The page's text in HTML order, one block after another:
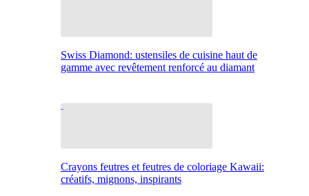
Swiss Diamond: ustensiles de cuisine haut de
gamme avec revêtement renforcé au diamant
Crayons feutres et feutres de coloriage Kawaii:
créatifs, mignons, inspirants